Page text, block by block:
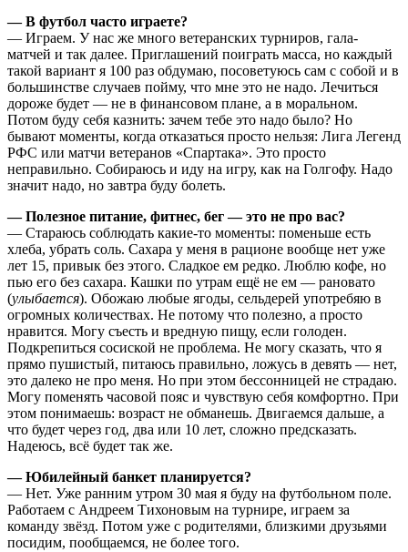
— В футбол часто играете?
— Играем. У нас же много ветеранских турниров, гала-
матчей и так далее. Приглашений поиграть масса, но каждый
такой вариант я 100 раз обдумаю, посоветуюсь сам с собой и в
большинстве случаев пойму, что мне это не надо. Лечиться
дороже будет — не в финансовом плане, а в моральном.
Потом буду себя казнить: зачем тебе это надо было? Но
бывают моменты, когда отказаться просто нельзя: Лига Легенд
РФС или матчи ветеранов «Спартака». Это просто
неправильно. Собираюсь и иду на игру, как на Голгофу. Надо
значит надо, но завтра буду болеть.
— Полезное питание, фитнес, бег — это не про вас?
— Стараюсь соблюдать какие-то моменты: поменьше есть
хлеба, убрать соль. Сахара у меня в рационе вообще нет уже
лет 15, привык без этого. Сладкое ем редко. Люблю кофе, но
пью его без сахара. Кашки по утрам ещё не ем — рановато
(улыбается). Обожаю любые ягоды, сельдерей употребяю в
огромных количествах. Не потому что полезно, а просто
нравится. Могу съесть и вредную пищу, если голоден.
Подкрепиться сосиской не проблема. Не могу сказать, что я
прямо пушистый, питаюсь правильно, ложусь в девять — нет,
это далеко не про меня. Но при этом бессонницей не страдаю.
Могу поменять часовой пояс и чувствую себя комфортно. При
этом понимаешь: возраст не обманешь. Двигаемся дальше, а
что будет через год, два или 10 лет, сложно предсказать.
Надеюсь, всё будет так же.
— Юбилейный банкет планируется?
— Нет. Уже ранним утром 30 мая я буду на футбольном поле.
Работаем с Андреем Тихоновым на турнире, играем за
команду звёзд. Потом уже с родителями, близкими друзьями
посидим, пообщаемся, не более того.